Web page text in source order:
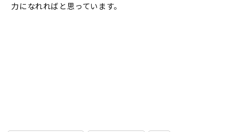
力になれればと思っています。